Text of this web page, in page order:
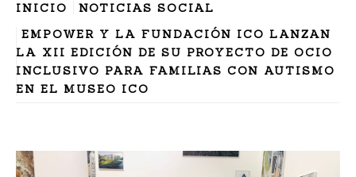
INICIO
NOTICIAS SOCIAL
EMPOWER Y LA FUNDACIÓN ICO LANZAN
LA XII EDICIÓN DE SU PROYECTO DE OCIO
INCLUSIVO PARA FAMILIAS CON AUTISMO
EN EL MUSEO ICO